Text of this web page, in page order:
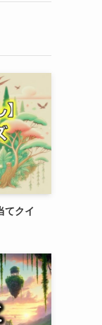
てクイ